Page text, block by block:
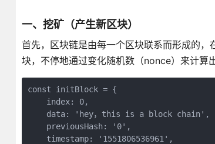
一、挖矿（产生新区块）
首先，区块链是由每一个区块联系而形成的
块，不停地通过变化随机数（nonce）来计算
const initBlock = {
    index: 0,
    data: 'hey，this is a block chain',
    previousHash: '0',
    timestamp: '1551806536961',